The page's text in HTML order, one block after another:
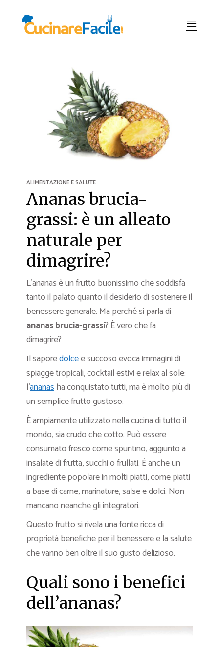
ALIMENTAZIONE E SALUTE
Ananas brucia-
grassi: è un alleato
naturale per
dimagrire?
L’ananas è un frutto buonissimo che soddisfa
tanto il palato quanto il desiderio di sostenere il
benessere generale. Ma perché si parla di
ananas brucia-grassi? È vero che fa
dimagrire?
Il saporedolcee succoso evoca immagini di
spiagge tropicali, cocktail estivi e relax al sole:
l’ananasha conquistato tutti, ma è molto più di
un semplice frutto gustoso.
È ampiamente utilizzato nella cucina di tutto il
mondo, sia crudo che cotto. Può essere
consumato fresco come spuntino, aggiunto a
insalate di frutta, succhi o frullati. È anche un
ingrediente popolare in molti piatti, come piatti
a base di carne, marinature, salse e dolci. Non
mancano neanche gli integratori.
Questo frutto si rivela una fonte ricca di
proprietà benefiche per il benessere e la salute
che vanno ben oltre il suo gusto delizioso.
Quali sono i benefici
dell’ananas?